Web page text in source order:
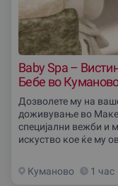
Baby Spa –
Бебе во
Дозволете му на
доживување во
специјални вежби и
искуство кое ќе му
Куманово 1 час